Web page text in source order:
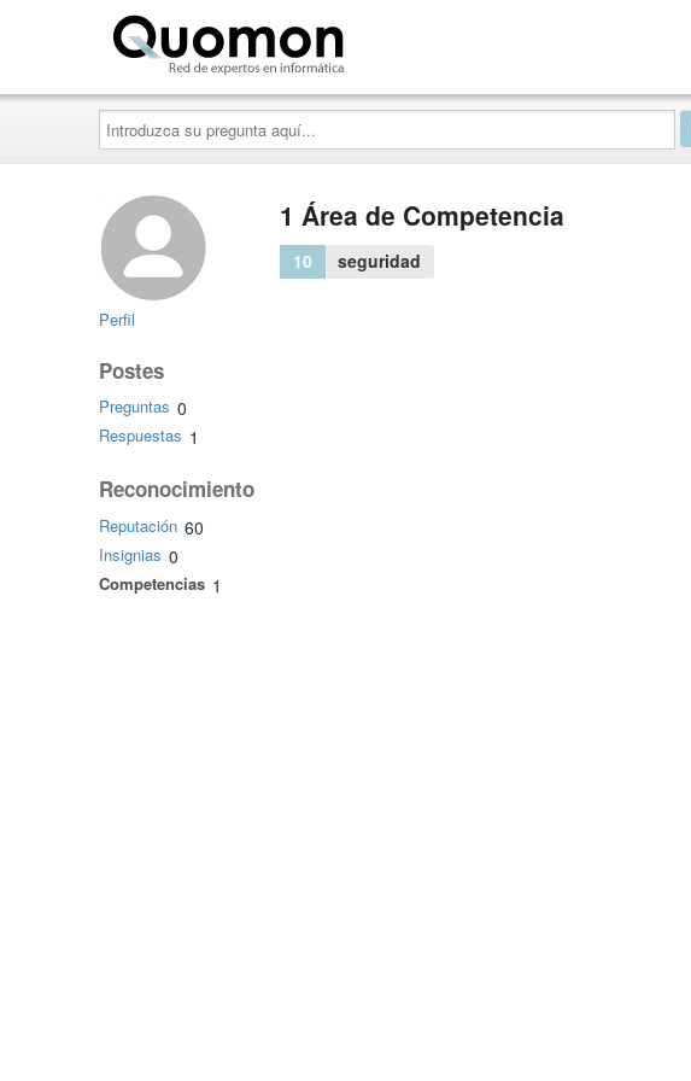
Introduzca
su
pregunta
aquí...
Perfil
Postes
Preguntas 0
Respuestas 1
Reconocimiento
Reputación 60
Insignias 0
Competencias 1
1 Área de Competencia
10 seguridad